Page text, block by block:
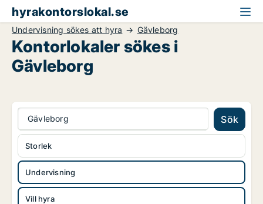
hyrakontorslokal.se
Undervisning sökes att hyra Gävleborg
Kontorlokaler sökes i
Gävleborg
Gävleborg Sök
Undervisning
Vill hyra
Storlek